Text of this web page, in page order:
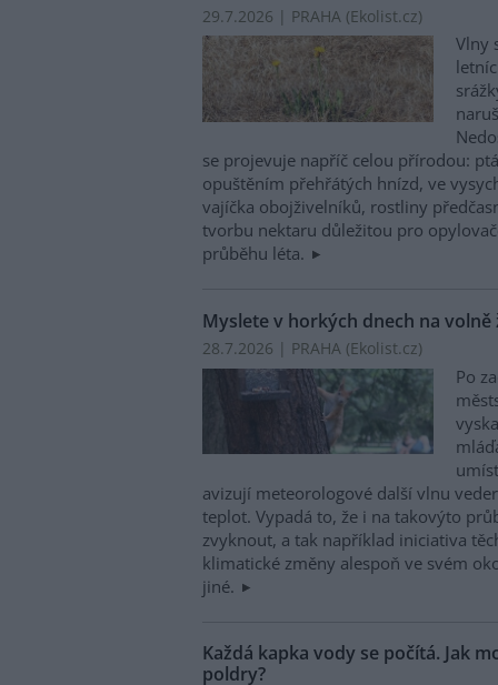
29.7.2026 | PRAHA (Ekolist.cz)
Vlny
se projevuje napříč celou přírodou:
opuštěním přehřátých hnízd, ve
vajíčka obojživelníků, rostliny
tvorbu nektaru důležitou pro
průběhu léta.
Myslete v horkých dnech na
28.7.2026 | PRAHA (Ekolist.cz)
Po
avizují meteorologové další vlnu
teplot. Vypadá to, že i na takovýto
zvyknout, a tak například iniciativa
klimatické změny alespoň ve svém
jiné.
Každá kapka vody se počítá. Jak
poldry?